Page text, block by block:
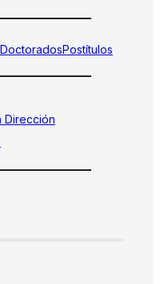
DoctoradosPostítulos
Dirección